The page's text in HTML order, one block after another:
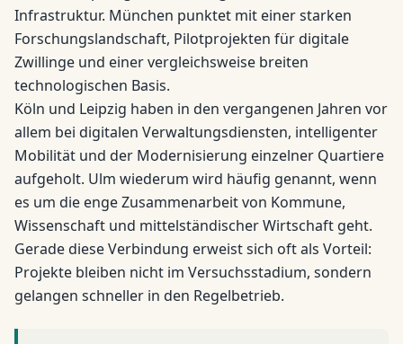
Infrastruktur. München punktet mit einer starken
Forschungslandschaft, Pilotprojekten für digitale
Zwillinge und einer vergleichsweise breiten
technologischen Basis.
Köln und Leipzig haben in den vergangenen Jahren vor
allem bei digitalen Verwaltungsdiensten, intelligenter
Mobilität und der Modernisierung einzelner Quartiere
aufgeholt. Ulm wiederum wird häufig genannt, wenn
es um die enge Zusammenarbeit von Kommune,
Wissenschaft und mittelständischer Wirtschaft geht.
Gerade diese Verbindung erweist sich oft als Vorteil:
Projekte bleiben nicht im Versuchsstadium, sondern
gelangen schneller in den Regelbetrieb.